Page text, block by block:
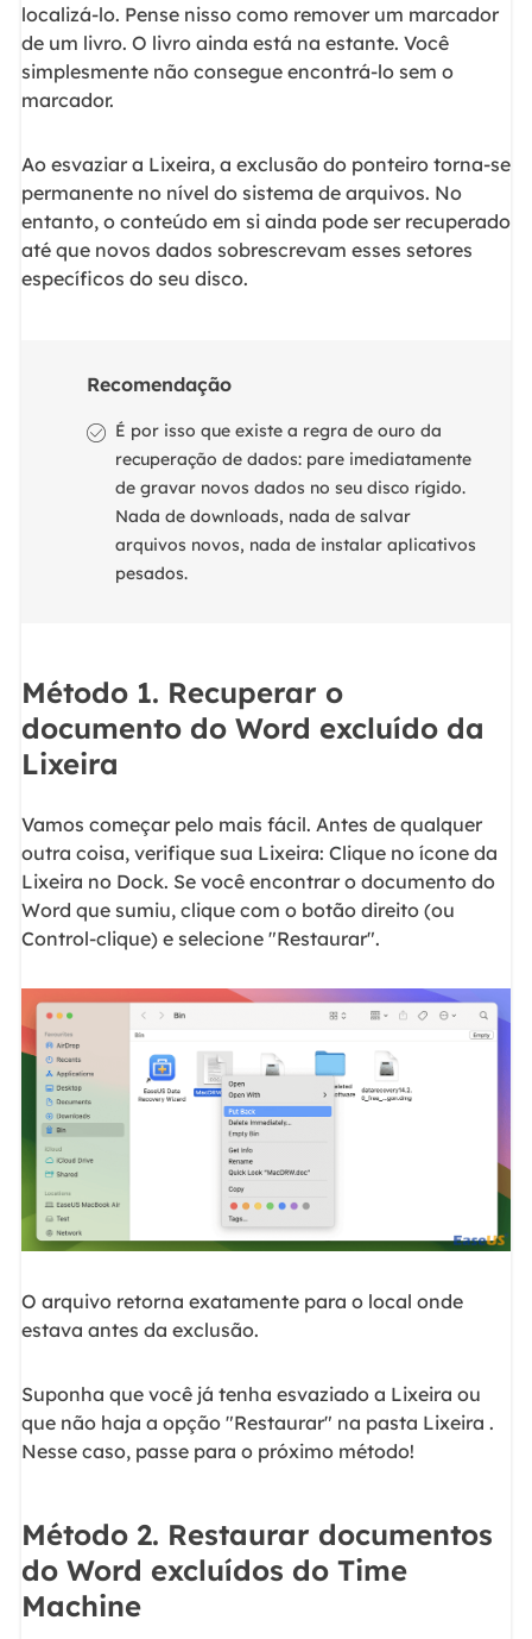
localizá-lo. Pense nisso como remover um marcador
de um livro. O livro ainda está na estante. Você
simplesmente não consegue encontrá-lo sem o
marcador.
Ao esvaziar a Lixeira, a exclusão do ponteiro torna-se
permanente no nível do sistema de arquivos. No
entanto, o conteúdo em si ainda pode ser recuperado
até que novos dados sobrescrevam esses setores
específicos do seu disco.
Recomendação​
É por isso que existe a regra de ouro da
recuperação de dados: pare imediatamente
de gravar novos dados no seu disco rígido.
Nada de downloads, nada de salvar
arquivos novos, nada de instalar aplicativos
pesados.
Método 1. Recuperar o
documento do Word excluído da
Lixeira
Vamos começar pelo mais fácil. Antes de qualquer
outra coisa, verifique sua Lixeira: Clique no ícone da
Lixeira no Dock. Se você encontrar o documento do
Word que sumiu, clique com o botão direito (ou
Control-clique) e selecione "Restaurar".
O arquivo retorna exatamente para o local onde
estava antes da exclusão.
Suponha que você já tenha esvaziado a Lixeira ou
que não haja a opção "Restaurar" na pasta Lixeira .
Nesse caso, passe para o próximo método!
Método 2. Restaurar documentos
do Word excluídos do Time
Machine